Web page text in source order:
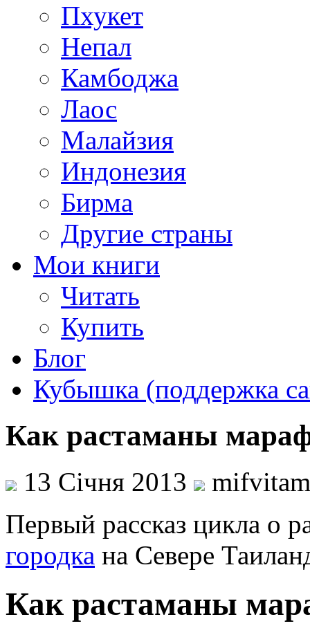
Пхукет
Непал
Камбоджа
Лаос
Малайзия
Индонезия
Бирма
Другие страны
Мои книги
Читать
Купить
Блог
Кубышка (поддержка
Как растаманы
13 Січня 2013
Первый рассказ цикла о
городка на Севере
Как растаманы